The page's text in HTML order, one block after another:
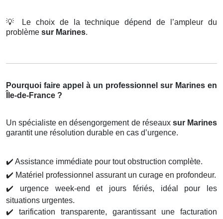
💡
Le choix de la technique dépend de l’ampleur du
problème sur Marines.
Pourquoi faire appel à un professionnel sur Marines en
Île-de-France ?
Un spécialiste en désengorgement de réseaux sur Marines
garantit une résolution durable en cas d’urgence.
✔️ Assistance immédiate pour tout obstruction complète.
✔️ Matériel professionnel assurant un curage en profondeur.
✔️ urgence week-end et jours fériés, idéal pour les
situations urgentes.
✔️ tarification transparente, garantissant une facturation